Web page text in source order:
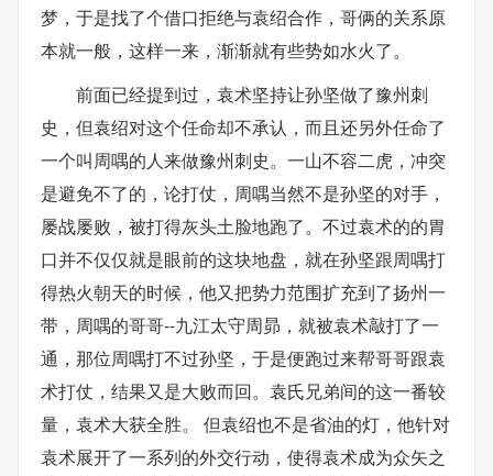
梦，于是找了个借口拒绝与袁绍合作，哥俩的关系原
本就一般，这样一来，渐渐就有些势如水火了。
前面已经提到过，袁术坚持让孙坚做了豫州刺
史，但袁绍对这个任命却不承认，而且还另外任命了
一个叫周喁的人来做豫州刺史。一山不容二虎，冲突
是避免不了的，论打仗，周喁当然不是孙坚的对手，
屡战屡败，被打得灰头土脸地跑了。不过袁术的的胃
口并不仅仅就是眼前的这块地盘，就在孙坚跟周喁打
得热火朝天的时候，他又把势力范围扩充到了扬州一
带，周喁的哥哥--九江太守周昴，就被袁术敲打了一
通，那位周喁打不过孙坚，于是便跑过来帮哥哥跟袁
术打仗，结果又是大败而回。袁氏兄弟间的这一番较
量，袁术大获全胜。 但袁绍也不是省油的灯，他针对
袁术展开了一系列的外交行动，使得袁术成为众矢之